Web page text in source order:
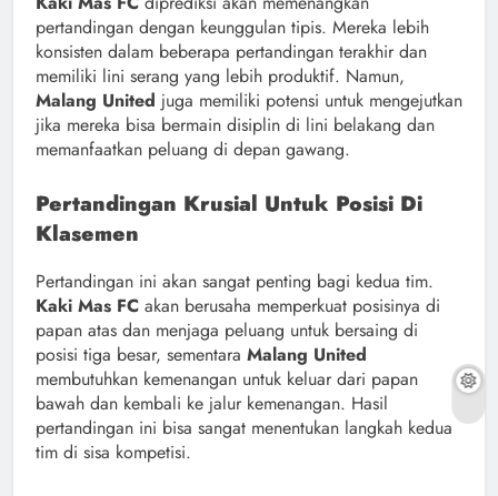
pertandingan dengan keunggulan tipis. Mereka lebih
konsisten dalam beberapa pertandingan terakhir dan
memiliki lini serang yang lebih produktif. Namun,
Malang United juga memiliki potensi untuk mengejutkan
jika mereka bisa bermain disiplin di lini belakang dan
memanfaatkan peluang di depan gawang.
Pertandingan Krusial Untuk Posisi Di
Klasemen
Pertandingan ini akan sangat penting bagi kedua tim.
Kaki Mas FC akan berusaha memperkuat posisinya di
papan atas dan menjaga peluang untuk bersaing di
posisi tiga besar, sementara Malang United
membutuhkan kemenangan untuk keluar dari papan
bawah dan kembali ke jalur kemenangan. Hasil
pertandingan ini bisa sangat menentukan langkah kedua
tim di sisa kompetisi.